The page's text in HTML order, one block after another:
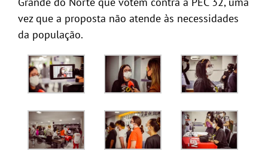
vez que a proposta não atende às necessidades
da população.